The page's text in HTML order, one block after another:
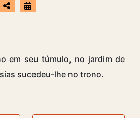
em seu túmulo, no jardim de
sucedeu-lhe no trono.